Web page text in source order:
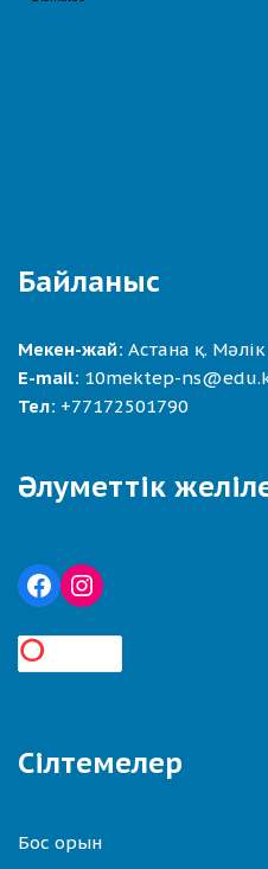
Байланыс
Мекен-жай: Астана қ.
E-mail: 10mektep-
Тел: +77172501790
Әлуметтік
Сілтемелер
Бос орын